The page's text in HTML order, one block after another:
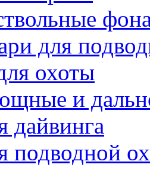
для
охоты
и
дайвинга
подводной